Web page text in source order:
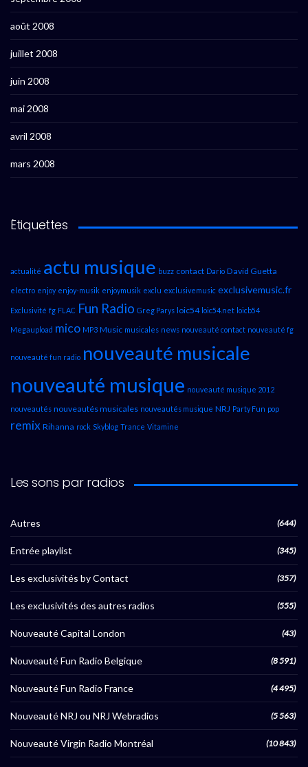
août 2008
juillet 2008
juin 2008
mai 2008
avril 2008
mars 2008
Étiquettes
actualité actu musique buzz contact Dario David Guetta
electro enjoy enjoy-musik enjoymusik exclu exclusivemusic exclusivemusic.fr
Exclusivité fg FLAC Fun Radio Greg Parys loic54 loic54.net loicb54
Megaupload mico MP3 Music musicales news nouveauté contact nouveauté fg
nouveauté fun radio nouveauté musicale
nouveauté musique nouveauté musique 2012
nouveautés nouveautés musicales nouveautés musique NRJ Party Fun pop
remix Rihanna rock Skyblog Trance Vitamine
Les sons par radios
Autres (644)
Entrée playlist (345)
Les exclusivités by Contact (357)
Les exclusivités des autres radios (555)
Nouveauté Capital London (43)
Nouveauté Fun Radio Belgique (8 591)
Nouveauté Fun Radio France (4 495)
Nouveauté NRJ ou NRJ Webradios (5 563)
Nouveauté Virgin Radio Montréal (10 843)